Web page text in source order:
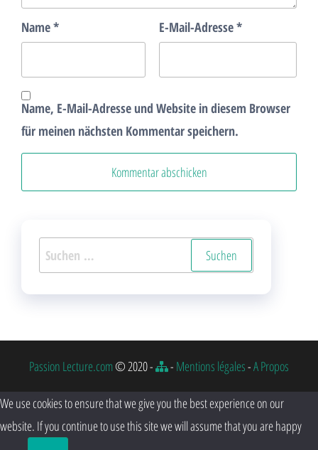
Name* E-Mail-Adresse*
Name, E-Mail-Adresse und Website in diesem Browser
für meinen nächsten Kommentar speichern.
Suchen
nach:
Passion Lecture.com© 2020 - - Mentions légales-A Propos
We use cookies to ensure that we give you the best experience on our
website. If you continue to use this site we will assume that you are happy